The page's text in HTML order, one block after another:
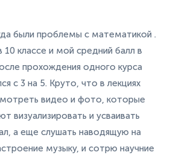
были проблемы с математикой .
10 классе и мой средний балл в
прохождения одного курса
с 3 на 5. Круто, что в лекциях
видео и фото, которые
визуализировать и усваивать
а еще слушать наводящую на
музыку, и сотрю научние